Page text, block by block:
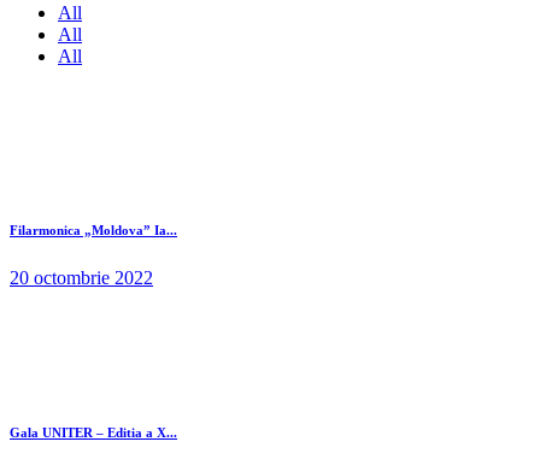
All
All
All
Filarmonica „Moldova” Ia...
20 octombrie 2022
Gala UNITER – Editia a X...